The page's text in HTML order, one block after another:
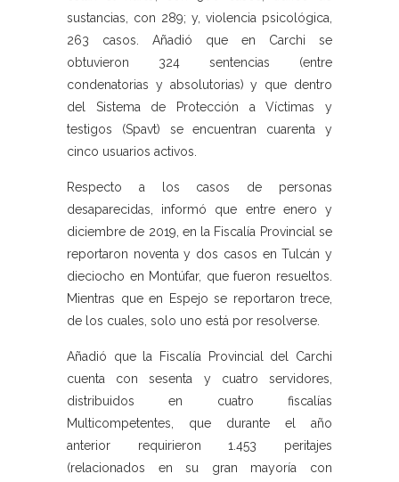
sustancias, con 289; y, violencia psicológica,
263 casos. Añadió que en Carchi se
obtuvieron 324 sentencias (entre
condenatorias y absolutorias) y que dentro
del Sistema de Protección a Víctimas y
testigos (Spavt) se encuentran cuarenta y
cinco usuarios activos.
Respecto a los casos de personas
desaparecidas, informó que entre enero y
diciembre de 2019, en la Fiscalía Provincial se
reportaron noventa y dos casos en Tulcán y
dieciocho en Montúfar, que fueron resueltos.
Mientras que en Espejo se reportaron trece,
de los cuales, solo uno está por resolverse.
Añadió que la Fiscalía Provincial del Carchi
cuenta con sesenta y cuatro servidores,
distribuidos en cuatro fiscalías
Multicompetentes, que durante el año
anterior requirieron 1.453 peritajes
(relacionados en su gran mayoría con